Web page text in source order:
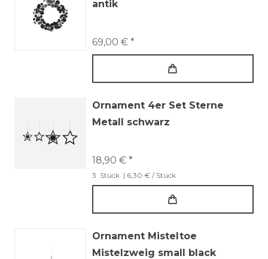
antik
69,00 € *
Ornament 4er Set Sterne
Metall schwarz
18,90 € *
3 Stück | 6,30 € / Stück
Ornament Misteltoe
Mistelzweig small black